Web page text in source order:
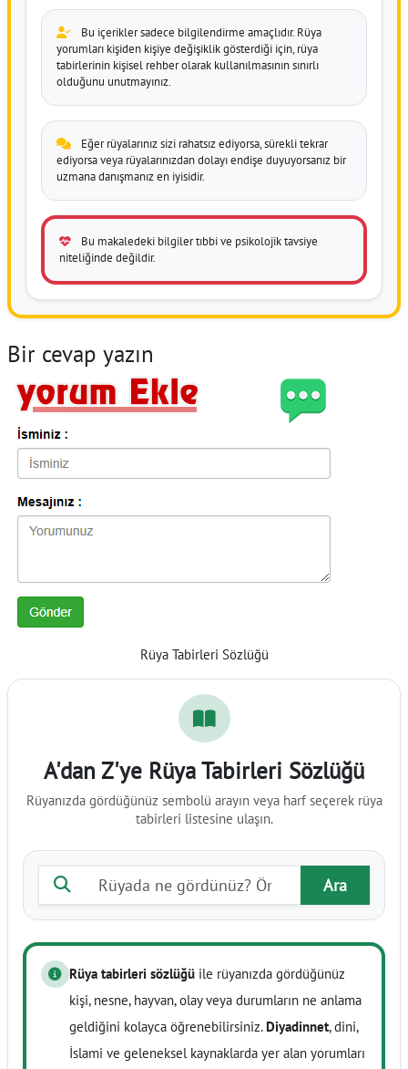
Bu içerikler sadece bilgilendirme amaçlıdır. Rüya
yorumları kişiden kişiye değişiklik gösterdiği için, rüya
tabirlerinin kişisel rehber olarak kullanılmasının sınırlı
olduğunu unutmayınız.
Eğer rüyalarınız sizi rahatsız ediyorsa, sürekli tekrar
ediyorsa veya rüyalarınızdan dolayı endişe duyuyorsanız bir
uzmana danışmanız en iyisidir.
Bu makaledeki bilgiler tıbbi ve psikolojik tavsiye
niteliğinde değildir.
Bir cevap yazın
Rüya Tabirleri Sözlüğü
A'dan Z'ye Rüya Tabirleri Sözlüğü
Rüyanızda gördüğünüz sembolü arayın veya harf seçerek rüya
tabirleri listesine ulaşın.
Rüya tabiri ara
Ara
Rüya tabirleri sözlüğü ile rüyanızda gördüğünüz
kişi, nesne, hayvan, olay veya durumların ne anlama
geldiğini kolayca öğrenebilirsiniz. Diyadinnet, dini,
İslami ve geleneksel kaynaklarda yer alan yorumları